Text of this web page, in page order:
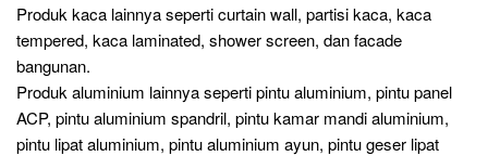
Produk kaca lainnya seperti curtain wall, partisi kaca, kaca
tempered, kaca laminated, shower screen, dan facade
bangunan.
Produk aluminium lainnya seperti pintu aluminium, pintu panel
ACP, pintu aluminium spandril, pintu kamar mandi aluminium,
pintu lipat aluminium, pintu aluminium ayun, pintu geser lipat